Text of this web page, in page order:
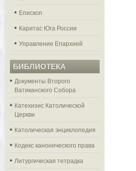
Епископ
Каритас Юга России
Управление Епархией
БИБЛИОТЕКА
Документы Второго
Ватиканского Собора
Катехизис Католической
Церкви
Католическая энциклопедия
Кодекс канонического права
Литургическая тетрадка